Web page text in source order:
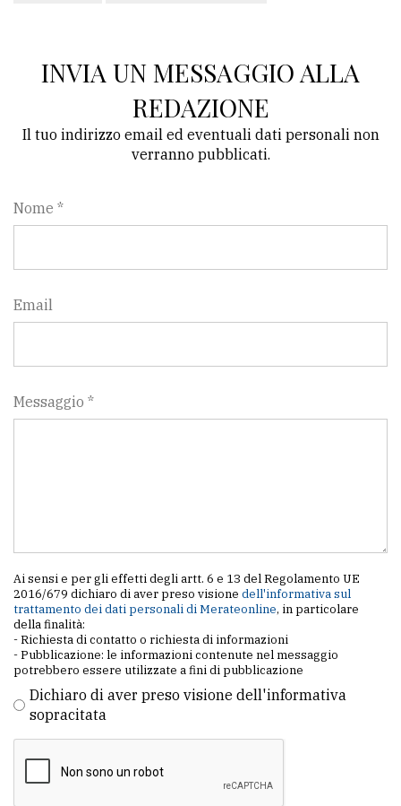
INVIA UN MESSAGGIO ALLA
REDAZIONE
Il tuo indirizzo email ed eventuali dati personali non
verranno pubblicati.
Nome *
Email
Messaggio *
Ai sensi e per gli effetti degli artt. 6 e 13 del Regolamento UE
2016/679 dichiaro di aver preso visione dell'informativa sul
trattamento dei dati personali di Merateonline, in particolare
della finalità:
- Richiesta di contatto o richiesta di informazioni
- Pubblicazione: le informazioni contenute nel messaggio
potrebbero essere utilizzate a fini di pubblicazione
Dichiaro di aver preso visione dell'informativa
sopracitata